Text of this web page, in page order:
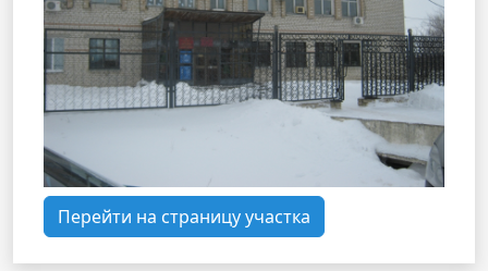
Перейти на страницу участка